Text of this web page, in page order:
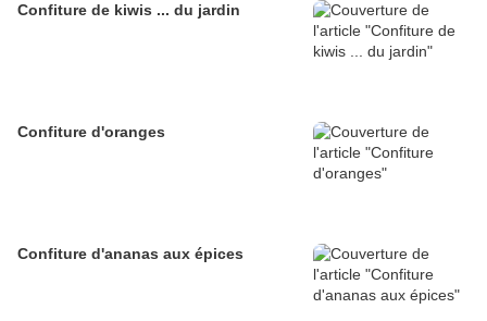
Confiture de kiwis ... du jardin
Confiture d'oranges
Confiture d'ananas aux épices